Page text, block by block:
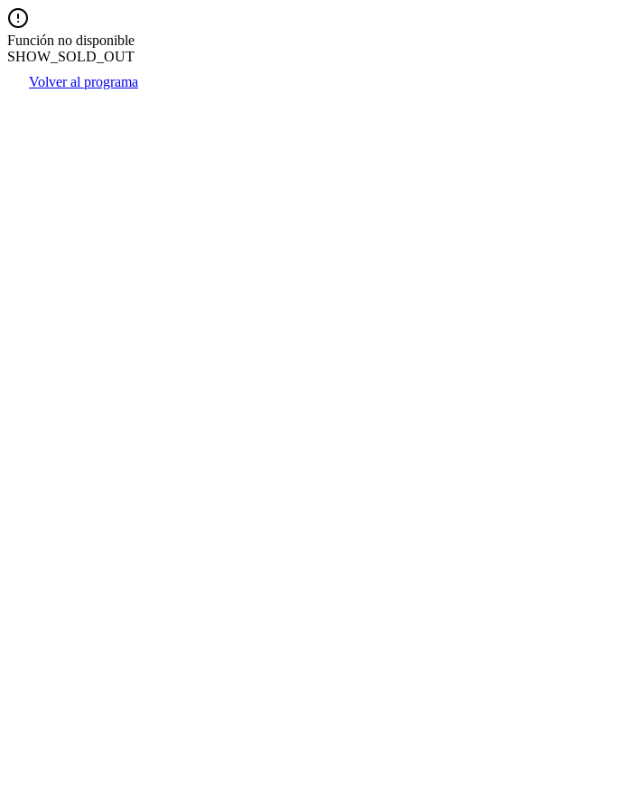
Función no disponible
SHOW_SOLD_OUT
Volver al programa